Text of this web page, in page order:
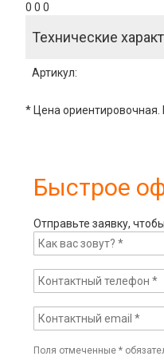
0 0 0
Технические
Артикул:
* Цена ориентировочная.
Быстрое
Отправьте заявку,
Поля отмеченные*